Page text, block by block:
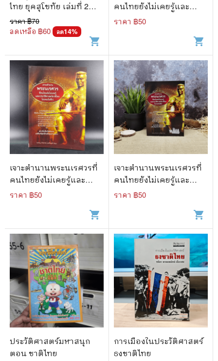
ไทย ยุคสุโขทัย เล่มที่ 2
พ่อขุนศรีอินทราทิตย์
ราคา ฿70
ลดเหลือ ฿60 ลด14%
shopping_cart
คนไทยยังไม่เคยรู้และ
ประวัติศาสตร์ชาติไทยไม่
ราคา ฿50
shopping_cart
เจาะตำนานพระนเรศวรที่
คนไทยยังไม่เคยรู้และ
ประวัติศาสตร์ชาติไทยไม่
ราคา ฿50
shopping_cart
เจาะตำนานพระนเรศวรที่
คนไทยยังไม่เคยรู้และ
ประวัติศาสตร์ชาติไทยไม่
ราคา ฿50
shopping_cart
ประวัติศาสตร์มหาสนุก
ตอน ชาติไทย
การเมืองในประวัติศาสตร์
ธงชาติไทย